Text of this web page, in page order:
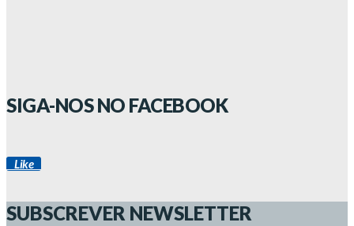
SIGA-NOS NO FACEBOOK
Like
SUBSCREVER NEWSLETTER